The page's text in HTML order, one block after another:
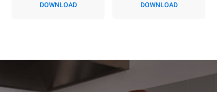
*电力能耗（kwh）和co2排放
通过选择购买由可再生能源
生产的能源，后者可以被消
Protocol
DOWNLOAD DOWNLOAD